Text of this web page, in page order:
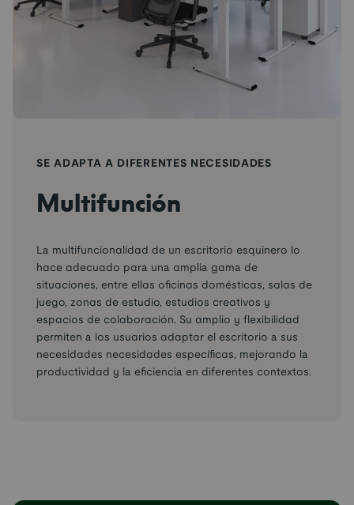
SE ADAPTA A DIFERENTES NECESIDADES
Multifunción
La multifuncionalidad de un escritorio esquinero lo
hace adecuado para una amplia gama de
situaciones, entre ellas oficinas domésticas, salas de
juego, zonas de estudio, estudios creativos y
espacios de colaboración. Su amplio y flexibilidad
permiten a los usuarios adaptar el escritorio a sus
necesidades necesidades específicas, mejorando la
productividad y la eficiencia en diferentes contextos.